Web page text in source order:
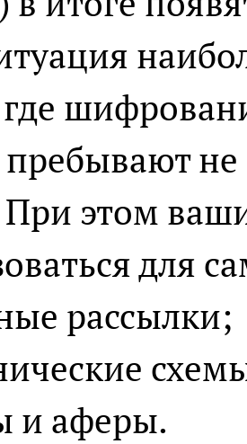
пребывают
При этом
для
рассылки;
и аферы.